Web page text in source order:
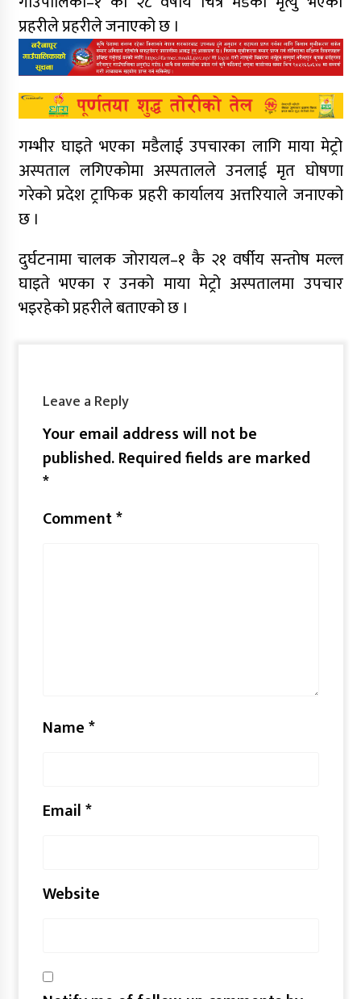
प्रहरीले प्रहरीले जनाएको छ ।
गम्भीर घाइते भएका मडैलाई उपचारका लागि माया मेट्रो
अस्पताल लगिएकोमा अस्पतालले उनलाई मृत घोषणा
गरेको प्रदेश ट्राफिक प्रहरी कार्यालय अत्तरियाले जनाएको
छ ।
दुर्घटनामा चालक जोरायल–१ कै २१ वर्षीय सन्तोष मल्ल
घाइते भएका र उनको माया मेट्रो अस्पतालमा उपचार
भइरहेको प्रहरीले बताएको छ ।
Leave a Reply
Your email address will not be
published.Required fields are marked
*
Comment*
Name*
Email*
Website